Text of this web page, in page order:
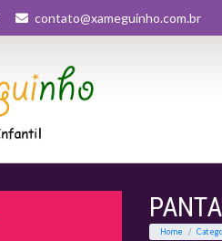
contato@xameguinho.com.br